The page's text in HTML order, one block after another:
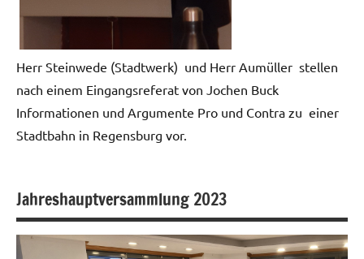
Herr Steinwede (Stadtwerk) und Herr Aumüller stellen
nach einem Eingangsreferat von Jochen Buck
Informationen und Argumente Pro und Contra zu einer
Stadtbahn in Regensburg vor.
Fotogalerie
Jahreshauptversammlung 2023